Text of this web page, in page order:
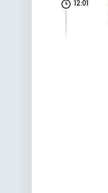
12:01